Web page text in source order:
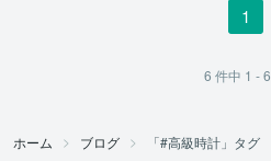
1
6 件中 1 - 6
ホーム ブログ 「#高級時計」タグ